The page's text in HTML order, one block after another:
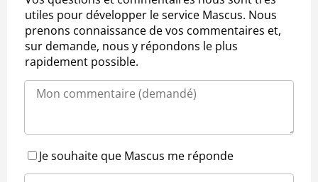
utiles pour développer le service Mascus. Nous
prenons connaissance de vos commentaires et,
sur demande, nous y répondons le plus
rapidement possible.
Je souhaite que Mascus me réponde